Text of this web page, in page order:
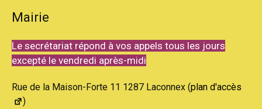
Mairie
Le secrétariat répond à vos appels tous les jours
excepté le vendredi après-midi
Rue de la Maison-Forte 11 1287 Laconnex (plan d'accès
)